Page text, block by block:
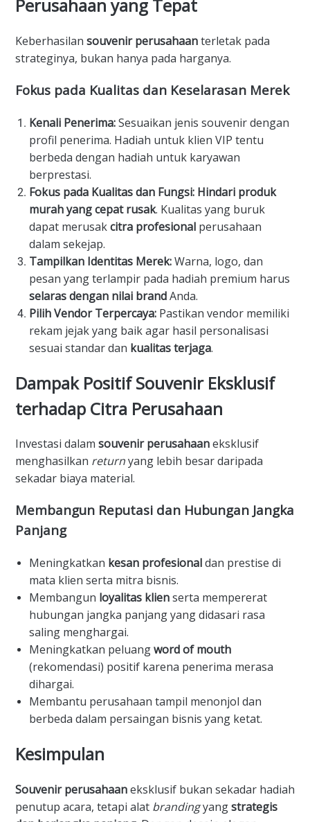
Perusahaan yang Tepat
​Keberhasilan souvenir perusahaanterletak pada
strateginya, bukan hanya pada harganya.
​Fokus pada Kualitas dan Keselarasan Merek
Kenali Penerima:Sesuaikan jenis souvenir dengan
profil penerima. Hadiah untuk klien VIP tentu
berbeda dengan hadiah untuk karyawan
berprestasi.
Fokus pada Kualitas dan Fungsi: Hindari produk
murah yang cepat rusak. Kualitas yang buruk
dapat merusakcitra profesional perusahaan
dalam sekejap.
Tampilkan Identitas Merek:Warna, logo, dan
pesan yang terlampir pada hadiah premium harus
selaras dengan nilai brandAnda.
Pilih Vendor Terpercaya: Pastikan vendor memiliki
rekam jejak yang baik agar hasil personalisasi
sesuai standar dan kualitas terjaga.
​Dampak Positif Souvenir Eksklusif
terhadap Citra Perusahaan
​Investasi dalam souvenir perusahaaneksklusif
menghasilkan returnyang lebih besar daripada
sekadar biaya material.
​Membangun Reputasi dan Hubungan Jangka
Panjang
​Meningkatkan kesan profesionaldan prestise di
mata klien serta mitra bisnis.
​Membangun loyalitas klienserta mempererat
hubungan jangka panjang yang didasari rasa
saling menghargai.
​Meningkatkan peluangword of mouth
(rekomendasi) positif karena penerima merasa
dihargai.
​Membantu perusahaan tampil menonjol dan
berbeda dalam persaingan bisnis yang ketat.
​Kesimpulan
Souvenir perusahaaneksklusif bukan sekadar hadiah
penutup acara, tetapi alat brandingyangstrategis